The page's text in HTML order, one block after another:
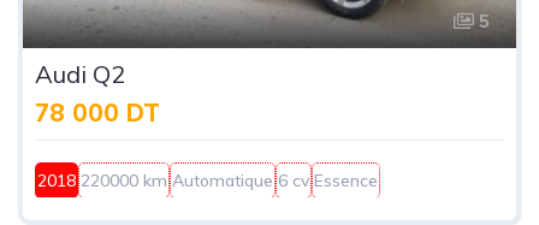
5
Audi Q2
78 000 DT
2018 220000 km Automatique 6 cv Essence